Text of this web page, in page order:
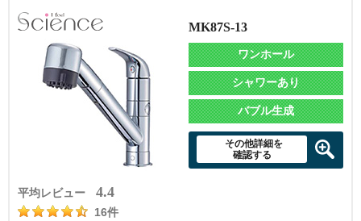
平均レビュー 4.4
16件
MK87S-13
ワンホール
シャワーあり
バブル生成
その他詳細を
確認する